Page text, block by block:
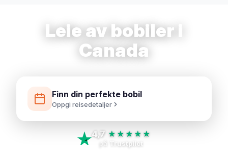
Leie av bobiler i
Canada
Finn din perfekte bobil
Oppgi reisedetaljer
4,7 ★★★★★
på Trustpilot